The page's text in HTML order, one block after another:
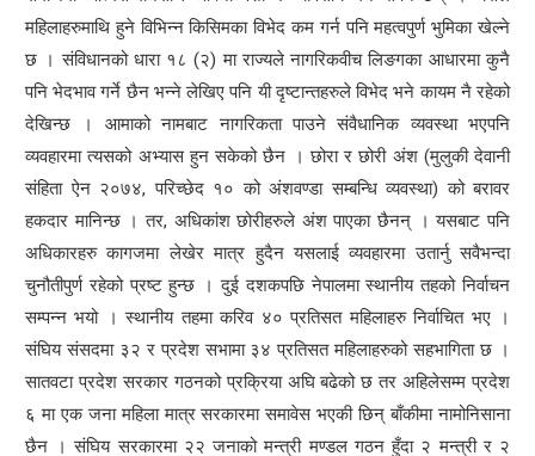
महिलाहरुमाथि हुने विभिन्न किसिमका विभेद कम गर्न पनि महत्वपुर्ण भुमिका खेल्ने
छ । संविधानको धारा १८ (२) मा राज्यले नागरिकवीच लिङगका आधारमा कुनै
पनि भेदभाव गर्ने छैन भन्ने लेखिए पनि यी दृष्टान्तहरुले विभेद भने कायम नै रहेको
देखिन्छ । आमाको नामबाट नागरिकता पाउने संवैधानिक व्यवस्था भएपनि
व्यवहारमा त्यसको अभ्यास हुन सकेको छैन । छोरा र छोरी अंश (मुलुकी देवानी
संहिता ऐन २०७४, परिच्छेद १० को अंशवण्डा सम्बन्धि व्यवस्था) को बरावर
हकदार मानिन्छ । तर, अधिकांश छोरीहरुले अंश पाएका छैनन् । यसबाट पनि
अधिकारहरु कागजमा लेखेर मात्र हुदैन यसलाई व्यवहारमा उतार्नु सवैभन्दा
चुनौतीपुर्ण रहेको प्रष्ट हुन्छ । दुई दशकपछि नेपालमा स्थानीय तहको निर्वाचन
सम्पन्न भयो । स्थानीय तहमा करिव ४० प्रतिसत महिलाहरु निर्वाचित भए ।
संघिय संसदमा ३२ र प्रदेश सभामा ३४ प्रतिसत महिलाहरुको सहभागिता छ ।
सातवटा प्रदेश सरकार गठनको प्रक्रिया अघि बढेको छ तर अहिलेसम्म प्रदेश
६ मा एक जना महिला मात्र सरकारमा समावेस भएकी छिन् बाँकीमा नामोनिसाना
छैन । संघिय सरकारमा २२ जनाको मन्त्री मण्डल गठन हुँदा २ मन्त्री र २